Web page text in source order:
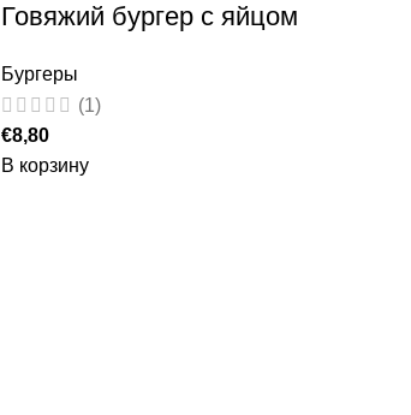
Говяжий бургер с яйцом
Бургеры
(1)
€8,80
В корзину